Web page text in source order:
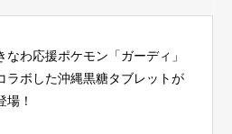
なわ応援ポケモン「ガーディ」
ラボした沖縄黒糖タブレットが
場！